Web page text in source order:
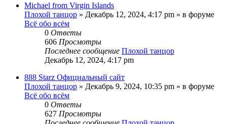
Michael from Virgin Islands
Плохой танцор » Декабрь 12, 2024, 4:17 pm » в форуме
Всё обо всём
0 Ответы
606 Просмотры
Последнее сообщение Плохой танцор
Декабрь 12, 2024, 4:17 pm
888 Starz Официальный сайт
Плохой танцор » Декабрь 9, 2024, 10:35 pm » в форуме
Всё обо всём
0 Ответы
627 Просмотры